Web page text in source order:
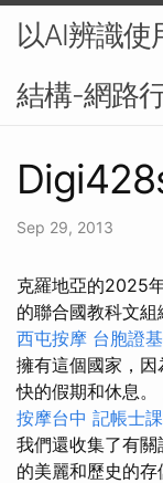
以AI辨識使
結構-網路
Sep 29, 2013
克羅地亞的2025
的聯合國教科文組
西屯按摩 台胞證
擁有這個國家，
快的假期和休息。
按摩台中 記帳士
我們還收集了有
的美麗和歷史的存